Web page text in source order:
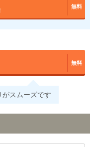
無料
無料
がスムーズです